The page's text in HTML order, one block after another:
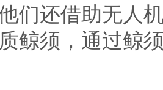
们还借助无人
鲸须，通过鲸